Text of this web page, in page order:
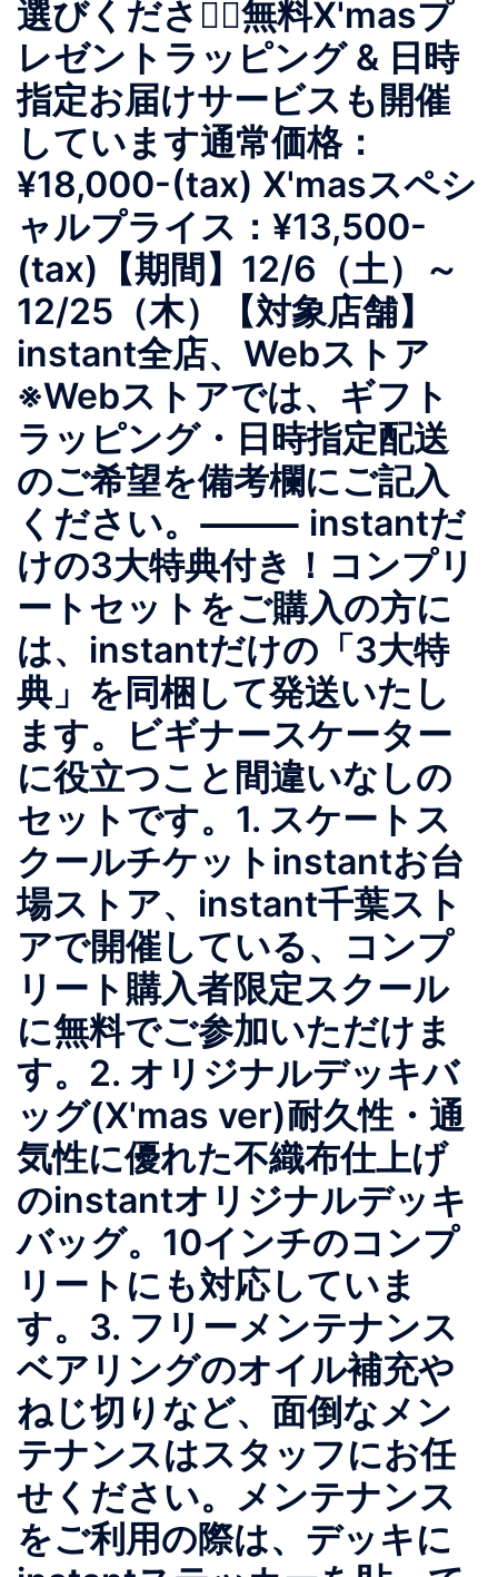
選びください🏻無料X'masプ
レゼントラッピング & 日時
指定お届けサービスも開催
しています通常価格：
¥18,000-(tax) X'masスペシ
ャルプライス：¥13,500-
(tax)【期間】12/6（土）～
12/25（木）【対象店舗】
instant全店、Webストア
※Webストアでは、ギフト
ラッピング・日時指定配送
のご希望を備考欄にご記入
ください。⸻ instantだ
けの3大特典付き！コンプリ
ートセットをご購入の方に
は、instantだけの「3大特
典」を同梱して発送いたし
ます。ビギナースケーター
に役立つこと間違いなしの
セットです。1. スケートス
クールチケットinstantお台
場ストア、instant千葉スト
アで開催している、コンプ
リート購入者限定スクール
に無料でご参加いただけま
す。2. オリジナルデッキバ
ッグ(X'mas ver)耐久性・通
気性に優れた不織布仕上げ
のinstantオリジナルデッキ
バッグ。10インチのコンプ
リートにも対応していま
す。3. フリーメンテナンス
ベアリングのオイル補充や
ねじ切りなど、面倒なメン
テナンスはスタッフにお任
せください。メンテナンス
をご利用の際は、デッキに